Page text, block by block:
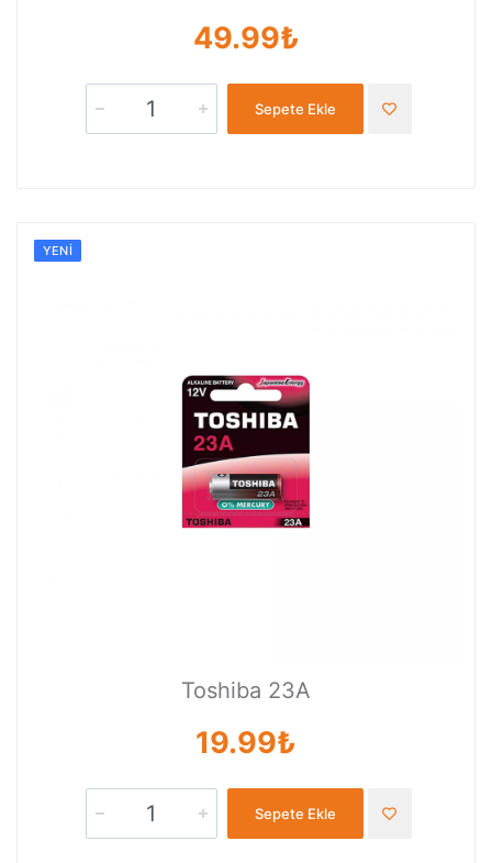
49.99₺
Sepete Ekle
YENI
Toshiba 23A
19.99₺
Sepete Ekle